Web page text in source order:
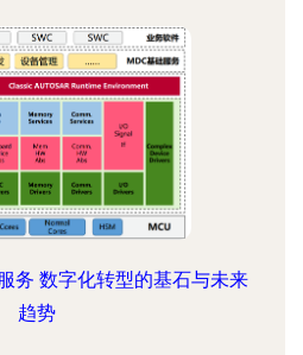
务 数字化转型的基石与未来
趋势